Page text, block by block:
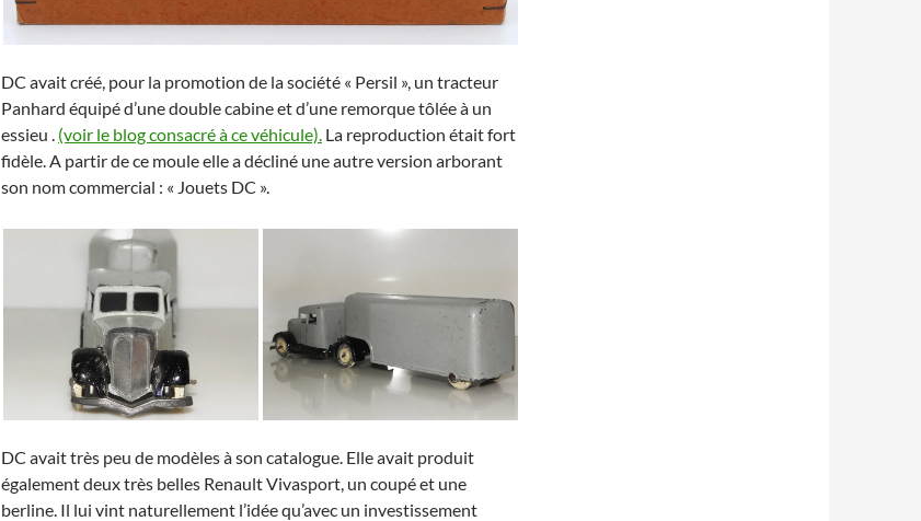
DC avait créé, pour la promotion de la société « Persil », un tracteur
Panhard équipé d’une double cabine et d’une remorque tôlée à un
essieu . (voir le blog consacré à ce véhicule). La reproduction était fort
fidèle. A partir de ce moule elle a décliné une autre version arborant
son nom commercial : « Jouets DC ».
DC avait très peu de modèles à son catalogue. Elle avait produit
également deux très belles Renault Vivasport, un coupé et une
berline. Il lui vint naturellement l’idée qu’avec un investissement